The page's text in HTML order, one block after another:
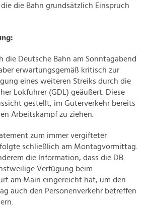
die Bahn grundsätzlich Einspruch
die Deutsche Bahn am Sonntagabend
erwartungsgemäß kritisch zur
eines weiteren Streiks durch die
Lokführer (GDL) geäußert. Diese
gestellt, im Güterverkehr bereits
Arbeitskampf zu ziehen.
zum immer vergifteter
schließlich am Montagvormittag.
die Information, dass die DB
Verfügung beim
am Main eingereicht hat, um den
auch den Personenverkehr betreffen